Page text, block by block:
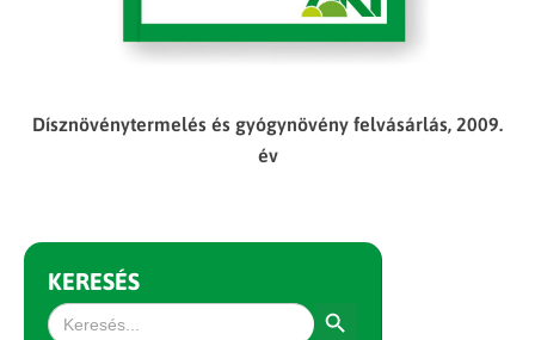
Dísznövénytermelés és gyógynövény felvásárlás, 2009.
év
KERESÉS
Search
for: